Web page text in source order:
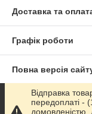
Доставка та
Графік роботи
Повна версія
Сайт створено на
Відправка
передоплаті -
домовленістю.